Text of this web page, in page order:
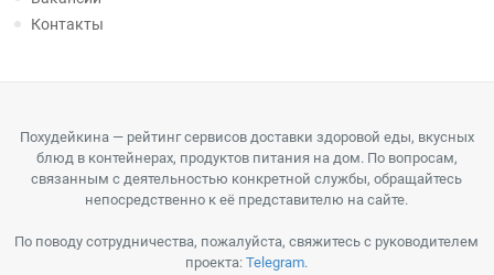
Контакты
Похудейкина — рейтинг сервисов доставки здоровой еды, вкусных
блюд в контейнерах, продуктов питания на дом. По вопросам,
связанным с деятельностью конкретной службы, обращайтесь
непосредственно к её представителю на сайте.
По поводу сотрудничества, пожалуйста, свяжитесь с руководителем
проекта:Telegram.